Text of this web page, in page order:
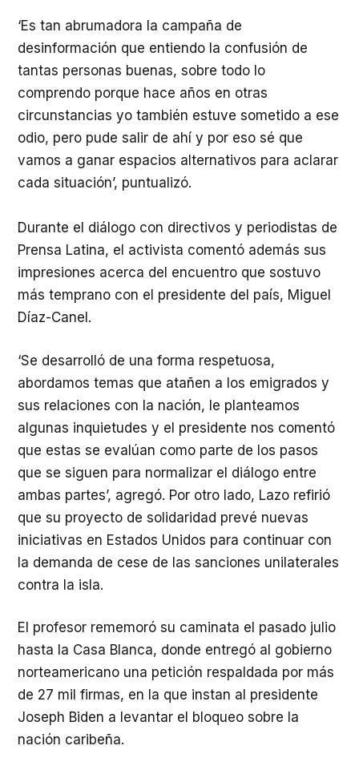
‘Es tan abrumadora la campaña de
desinformación que entiendo la confusión de
tantas personas buenas, sobre todo lo
comprendo porque hace años en otras
circunstancias yo también estuve sometido a ese
odio, pero pude salir de ahí y por eso sé que
vamos a ganar espacios alternativos para aclarar
cada situación’, puntualizó.
Durante el diálogo con directivos y periodistas de
Prensa Latina, el activista comentó además sus
impresiones acerca del encuentro que sostuvo
más temprano con el presidente del país, Miguel
Díaz-Canel.
‘Se desarrolló de una forma respetuosa,
abordamos temas que atañen a los emigrados y
sus relaciones con la nación, le planteamos
algunas inquietudes y el presidente nos comentó
que estas se evalúan como parte de los pasos
que se siguen para normalizar el diálogo entre
ambas partes’, agregó. Por otro lado, Lazo refirió
que su proyecto de solidaridad prevé nuevas
iniciativas en Estados Unidos para continuar con
la demanda de cese de las sanciones unilaterales
contra la isla.
El profesor rememoró su caminata el pasado julio
hasta la Casa Blanca, donde entregó al gobierno
norteamericano una petición respaldada por más
de 27 mil firmas, en la que instan al presidente
Joseph Biden a levantar el bloqueo sobre la
nación caribeña.